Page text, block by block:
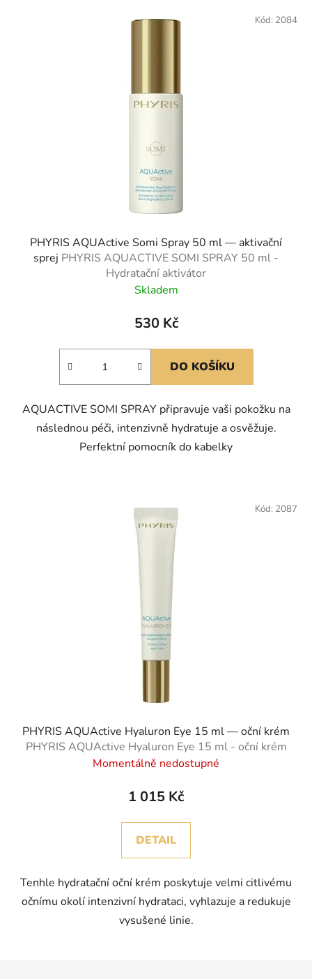
PHYRIS AQUActive Somi Spray 50 ml — aktivační
sprej PHYRIS AQUACTIVE SOMI SPRAY 50 ml -
Hydratační aktivátor
Skladem
530 Kč
DO KOŠÍKU
AQUACTIVE SOMI SPRAY připravuje vaši pokožku na
následnou péči, intenzivně hydratuje a osvěžuje.
Perfektní pomocník do kabelky
Kód: 2084
PHYRIS AQUActive Hyaluron Eye 15 ml — oční krém
PHYRIS AQUActive Hyaluron Eye 15 ml - oční krém
Momentálně nedostupné
1 015 Kč
DETAIL
Tenhle hydratační oční krém poskytuje velmi citlivému
očnímu okolí intenzivní hydrataci, vyhlazuje a redukuje
vysušené linie.
Kód: 2087